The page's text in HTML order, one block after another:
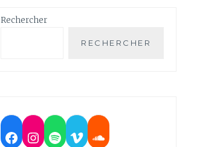
Rechercher
RECHERCHER
Facebook
Instagram
Spotify
VimeoSoundcloud